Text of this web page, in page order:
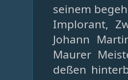
seinem
Implorant,
Johann
Maurer
deßen